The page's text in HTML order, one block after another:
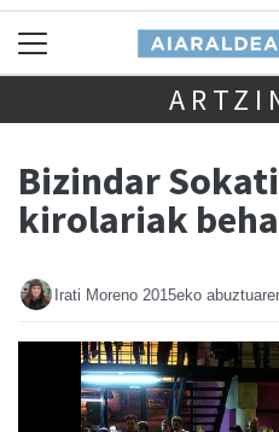
Bizindar
kirolariak
Irati Moreno 2015eko